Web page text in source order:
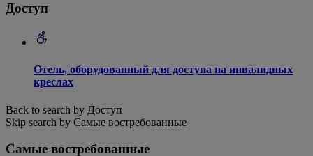
Доступ
Отель, оборудованный для доступа на инвалидных
креслах
Back to search by Доступ
Skip search by Самые востребованные
Самые востребованные